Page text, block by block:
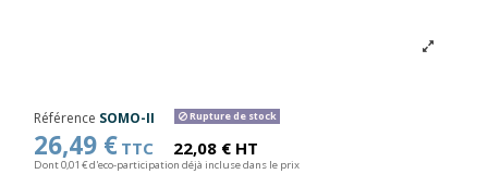
Référence SOMO-II Rupture de stock
26,49 € TTC 22,08 € HT
Dont 0,01 € d'eco-participation déjà incluse dans le prix